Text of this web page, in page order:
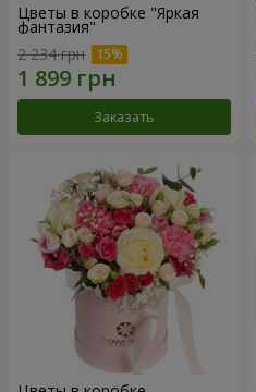
Цветы в коробке "Яркая
фантазия"
2 234 грн
Заказать